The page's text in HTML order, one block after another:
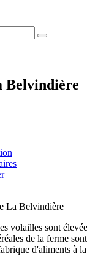
Belvindière
volailles sont
de la ferme
d'aliments à